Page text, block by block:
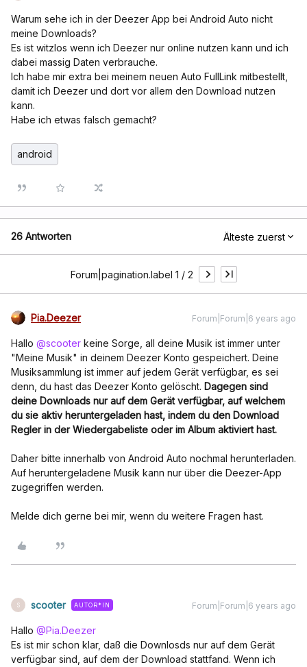
Warum sehe ich in der Deezer App bei Android Auto nicht
meine Downloads?
Es ist witzlos wenn ich Deezer nur online nutzen kann und ich
dabei massig Daten verbrauche.
Ich habe mir extra bei meinem neuen Auto FullLink mitbestellt,
damit ich Deezer und dort vor allem den Download nutzen
kann.
Habe ich etwas falsch gemacht?
android
26 Antworten Älteste zuerst
Forum|pagination.label 1 / 2
Pia.Deezer Forum|Forum|6 years ago
Hallo @scooter keine Sorge, all deine Musik ist immer unter
"Meine Musik" in deinem Deezer Konto gespeichert. Deine
Musiksammlung ist immer auf jedem Gerät verfügbar, es sei
denn, du hast das Deezer Konto gelöscht. Dagegen sind
deine Downloads nur auf dem Gerät verfügbar, auf welchem
du sie aktiv heruntergeladen hast, indem du den Download
Regler in der Wiedergabeliste oder im Album aktiviert hast.
Daher bitte innerhalb von Android Auto nochmal herunterladen.
Auf heruntergeladene Musik kann nur über die Deezer-App
zugegriffen werden.
Melde dich gerne bei mir, wenn du weitere Fragen hast.
S scooter AUTOR*IN Forum|Forum|6 years ago
Hallo @Pia.Deezer
Es ist mir schon klar, daß die Downlosds nur auf dem Gerät
verfügbar sind, auf dem der Download stattfand. Wenn ich